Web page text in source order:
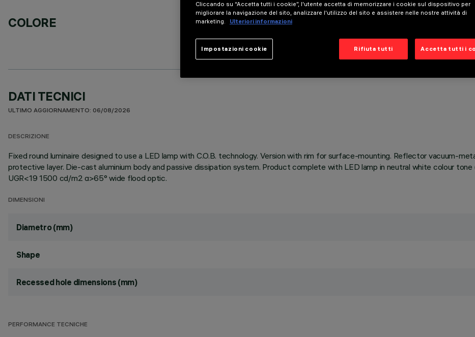
COLORE
DATI TECNICI
ULTIMO AGGIORNAMENTO: 06/08/2026
DESCRIZIONE
Fixed round luminaire designed to use a LED lamp with C.O.B. technology. Version with rim for surface-mounting. Reflector vacuum-
protective layer. Die-cast aluminium body and passive dissipation system. Product complete with LED lamp in neutral white colour
UGR<19 1500 cd/m2 α>65° wide flood optic.
DIMENSIONI
Diametro (mm)
Shape
Recessed hole dimensions (mm)
PERFORMANCE TECNICHE
Cliccando su “Accetta tutti i cookie”, l'utente accetta di memorizzare i cookie sul dispositivo per
migliorare la navigazione del sito, analizzare l'utilizzo del sito e assistere nelle nostre attività di
marketing.
Ulteriori informazioni
Rifiuta tutti Accetta tutti i
Impostazioni cookie